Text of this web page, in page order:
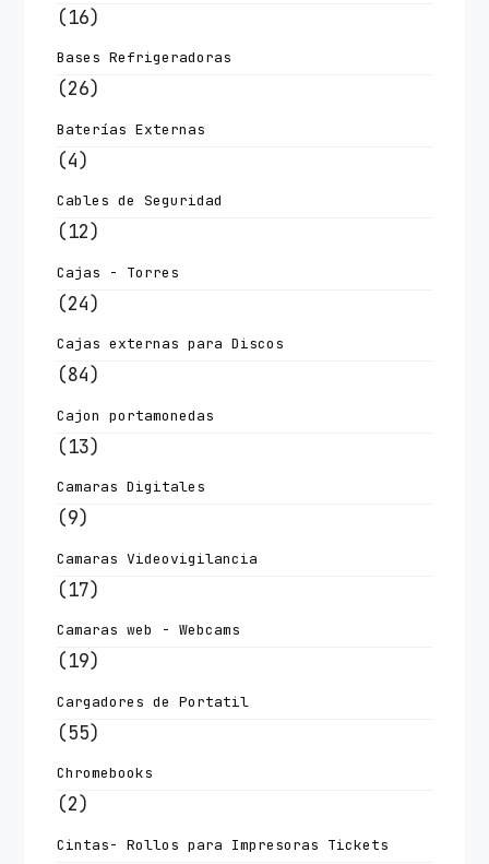
(16)
Bases Refrigeradoras
(26)
Baterías Externas
(4)
Cables de Seguridad
(12)
Cajas - Torres
(24)
Cajas externas para Discos
(84)
Cajon portamonedas
(13)
Camaras Digitales
(9)
Camaras Videovigilancia
(17)
Camaras web - Webcams
(19)
Cargadores de Portatil
(55)
Chromebooks
(2)
Cintas- Rollos para Impresoras Tickets